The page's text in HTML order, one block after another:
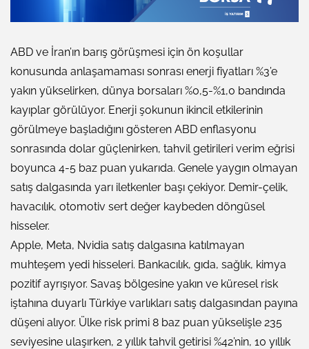
ABD ve İran’ın barış görüşmesi için ön koşullar
konusunda anlaşamaması sonrası enerji fiyatları %3’e
yakın yükselirken, dünya borsaları %0,5-%1,0 bandında
kayıplar görülüyor. Enerji şokunun ikincil etkilerinin
görülmeye başladığını gösteren ABD enflasyonu
sonrasında dolar güçlenirken, tahvil getirileri verim eğrisi
boyunca 4-5 baz puan yukarıda. Genele yaygın olmayan
satış dalgasında yarı iletkenler başı çekiyor. Demir-çelik,
havacılık, otomotiv sert değer kaybeden döngüsel
hisseler.
Apple, Meta, Nvidia satış dalgasına katılmayan
muhteşem yedi hisseleri. Bankacılık, gıda, sağlık, kimya
pozitif ayrışıyor. Savaş bölgesine yakın ve küresel risk
iştahına duyarlı Türkiye varlıkları satış dalgasından payına
düşeni alıyor. Ülke risk primi 8 baz puan yükselişle 235
seviyesine ulaşırken, 2 yıllık tahvil getirisi %42’nin, 10 yıllık